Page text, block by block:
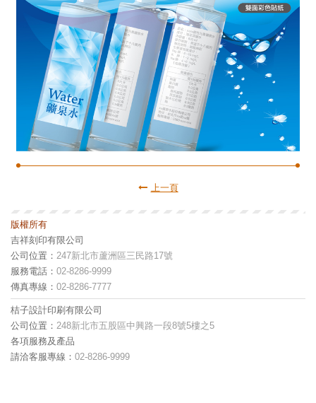
上一頁
版權所有
吉祥刻印有限公司
公司位置： 247新北市蘆洲區三民路17號
服務電話： 02-8286-9999
傳真專線： 02-8286-7777
桔子設計印刷有限公司
公司位置： 248新北市五股區中興路一段8號5樓之5
各項服務及產品
請洽客服專線： 02-8286-9999